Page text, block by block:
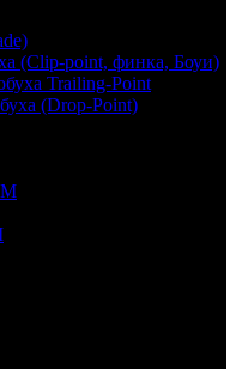
(Clip-point, финка, Боуи)
Trailing-Point
(Drop-Point)